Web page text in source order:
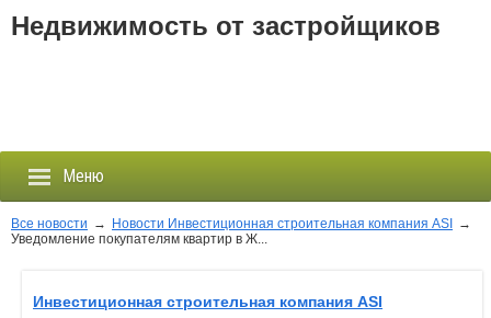
Недвижимость от застройщиков
Меню
Все новости → Новости Инвестиционная строительная компания ASI
→
Уведомление покупателям квартир в Ж...
Инвестиционная строительная компания ASI